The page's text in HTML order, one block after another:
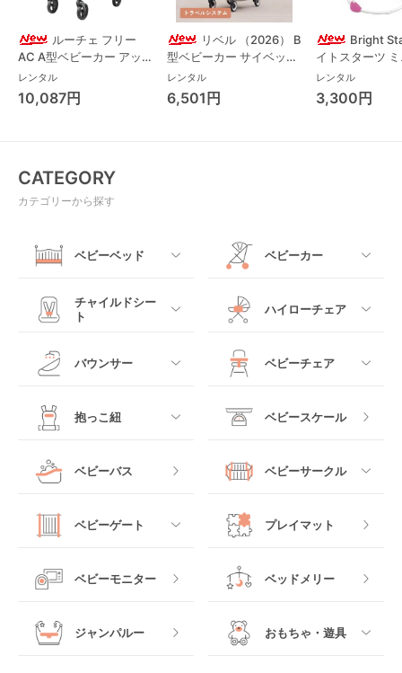
ルーチェ フリー
AC A型ベビーカー アッ
プリカ(Aprica) A型ベビ
ーカー アップリカ
(Aprica)
レンタル
10,087円
リベル （2026） B
型ベビーカー サイベック
ス(cybex)
レンタル
6,501円
Bright
イトスターツ
ス フォーエバ
レンド ジャン
パルー キッズ
レンタル
3,300円
CATEGORY
カテゴリーから探す
ベビーベッド
すべて
レギュラーサイズベビ
ベッドインベッド
クーファン
マットレス・布団
ベビーベッドその他
ベビーカー
すべて
ベビーカーその他
チャイルドシー
ト
すべて
ジュニアシート
チャイルドシートその
他
ハイローチェア
すべて
バウンサー
すべて
ロッキングタイプ
ベビーチェア
すべて
テーブルチェア
抱っこ紐
すべて
ヒップシート
抱っこ紐その他
ベビースケール
ベビーバス ベビーサークル
すべて
木製
ベビーゲート
すべて
プレイマット
ベビーモニター ベッドメリー
ジャンパルー おもちゃ・遊具